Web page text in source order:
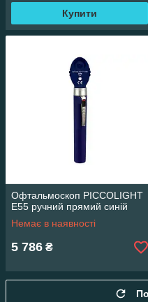
Купити
Офтальмоскоп PICCOLIGHT
E55 ручний прямий синій
Немає в наявності
5 786 ₴